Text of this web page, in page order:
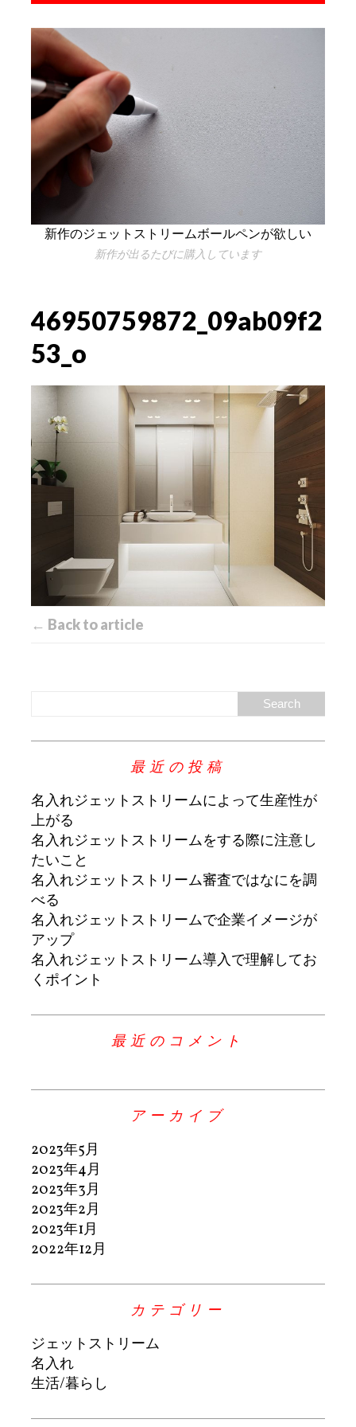
新作のジェットストリームボールペンが欲しい
新作が出るたびに購入しています
46950759872_09ab09f2
53_o
← Back to article
最近の投稿
名入れジェットストリームによって生産性が
上がる
名入れジェットストリームをする際に注意し
たいこと
名入れジェットストリーム審査ではなにを調
べる
名入れジェットストリームで企業イメージが
アップ
名入れジェットストリーム導入で理解してお
くポイント
最近のコメント
アーカイブ
2023年5月
2023年4月
2023年3月
2023年2月
2023年1月
2022年12月
カテゴリー
ジェットストリーム
名入れ
生活/暮らし